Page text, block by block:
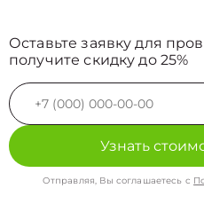
Оставьте заявку для
получите скидку до 25%
Узнать
Отправляя, Вы соглашаетесь с